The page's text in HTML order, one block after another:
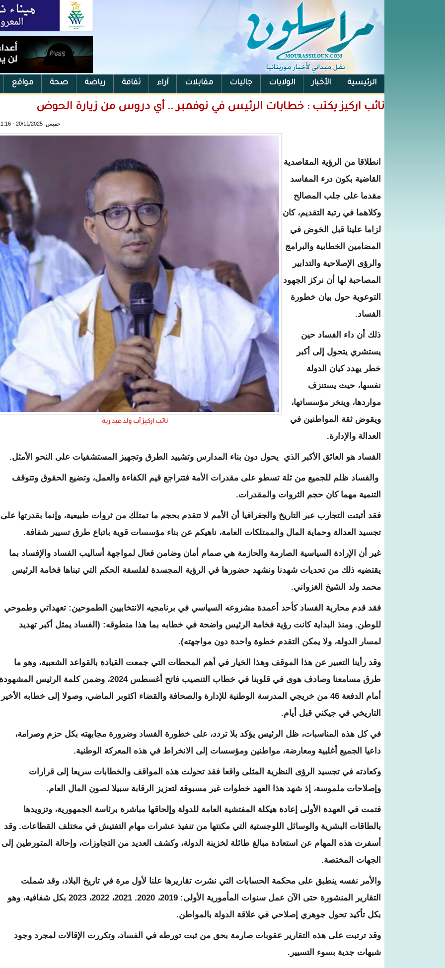
الرئيسية الأخبار الولايات جاليات مقابلات آراء ثقافة رياضة صحة مواقع
الفيس بوك
نائب اركيز يكتب : خطابات الرئيس في نوفمبر .. أي دروس من زيارة الحوض
خميس, 20/11/2025 - 11:16
نائب اركيز آب ولد عبد ربه
انطلاقا من الرؤية المقاصدية
القاضية بكون درء المفاسد
مقدما على جلب المصالح
وكلاهما في رتبة التقديم، كان
لزاما علينا قبل الخوض في
المضامين الخطابية والبرامج
والرؤى الإصلاحية والتدابير
المصاحبة لها أن نركز الجهود
التوعوية حول بيان خطورة
الفساد.
ذلك أن داء الفساد حين
يستشري يتحول إلى أكبر
خطر يهدد كيان الدولة
نفسها، حيث يستنزف
مواردها، وينخر مؤسساتها،
ويقوض ثقة المواطنين في
العدالة والإدارة.
الفساد هو العائق الأكبر الذي يحول دون بناء المدارس وتشييد الطرق وتجهيز المستشفيات على النحو الأمثل.
والفساد ظلم للجميع من ثلة تسطو على مقدرات الأمة فتتراجع قيم الكفاءة والعمل، وتضيع الحقوق وتتوقف
التنمية مهما كان حجم الثروات والمقدرات.
فقد أثبتت التجارب عبر التاريخ والجغرافيا أن الأمم لا تتقدم بحجم ما تمتلك من ثروات طبيعية، وإنما بقدرتها على
تجسيد العدالة وحماية المال والممتلكات العامة، ناهيكم عن بناء مؤسسات قوية باتباع طرق تسيير شفافة.
غير أن الإرادة السياسية الصارمة والحازمة هي صمام أمان وضامن فعال لمواجهة أساليب الفساد والإفساد بما
يقتضيه ذلك من تحديات شهدنا ونشهد حضورها في الرؤية المجسدة لفلسفة الحكم التي تبناها فخامة الرئيس
محمد ولد الشيخ الغزواني.
فقد قدم محاربة الفساد كأحد أعمدة مشروعه السياسي في برنامجيه الانتخابيين الطموحين: تعهداتي وطموحي
للوطن. ومنذ البداية كانت رؤية فخامة الرئيس واضحة في خطابه بما هذا منطوقه: (الفساد يمثل أكبر تهديد
لمسار الدولة، ولا يمكن التقدم خطوة واحدة دون مواجهته).
وقد رأينا التعبير عن هذا الموقف وهذا الخيار في أهم المحطات التي جمعت القيادة بالقواعد الشعبية، وهو ما
طرق مسامعنا وصادف هوى في قلوبنا في خطاب التنصيب فاتح أغسطس 2024، وضمن كلمة الرئيس
أمام الدفعة 46 من خريجي المدرسة الوطنية للإدارة والصحافة والقضاء اكتوبر الماضي، وصولا إلى خطابه الأخير
التاريخي في جيكني قبل أيام.
في كل هذه المناسبات، ظل الرئيس يؤكد بلا تردد، على خطورة الفساد وضرورة مجابهته بكل حزم وصرامة،
داعيا الجميع أغلبية ومعارضة، مواطنين ومؤسسات إلى الانخراط في هذه المعركة الوطنية.
وكعادته في تجسيد الرؤى النظرية المثلى واقعا فقد تحولت هذه المواقف والخطابات سريعا إلى قرارات
وإصلاحات ملموسة، إذ شهد هذا العهد خطوات غير مسبوقة لتعزيز الرقابة سبيلا لصون المال العام.
فتمت في العهدة الأولى إعادة هيكلة المفتشية العامة للدولة وإلحاقها مباشرة برئاسة الجمهورية، وتزويدها
بالطاقات البشرية والوسائل اللوجستية التي مكنتها من تنفيذ عشرات مهام التفتيش في مختلف القطاعات. وقد
أسفرت هذه المهام عن استعادة مبالغ طائلة لخزينة الدولة، وكشف العديد من التجاوزات، وإحالة المتورطين إلى
الجهات المختصة.
والأمر نفسه ينطبق على محكمة الحسابات التي نشرت تقاريرها علنا لأول مرة في تاريخ البلاد، وقد شملت
التقارير المنشورة حتى الآن عمل سنوات المأمورية الأولى: 2019، 2020. 2021، 2022، 2023 بكل شفافية، وهو
بكل تأكيد تحول جوهري إصلاحي في علاقة الدولة بالمواطن.
وقد ترتبت على هذه التقارير عقوبات صارمة بحق من ثبت تورطه في الفساد، وتكررت الإقالات لمجرد وجود
شبهات جدية بسوء التسيير.